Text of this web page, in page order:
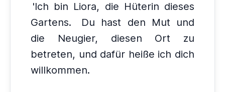
'Ich bin Liora, die Hüterin dieses
Gartens.
Du hast den Mut und
die Neugier, diesen Ort zu
betreten, und dafür heiße ich dich
willkommen.